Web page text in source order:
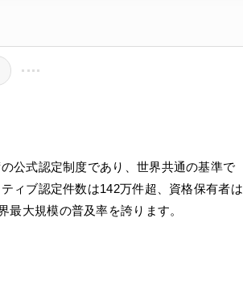
公式認定制度であり、世界共通の基準で
ィブ認定件数は142万件超、資格保有者は
大規模の普及率を誇ります。